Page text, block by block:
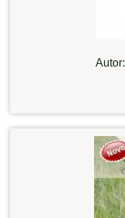
Autor: